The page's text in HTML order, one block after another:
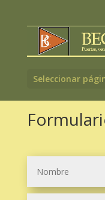
Seleccionar